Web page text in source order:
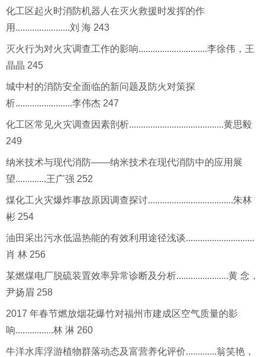
化工区起火时消防机器人在灭火救援时发挥的作
用.......................刘 海 243
灭火行为对火灾调查工作的影响.............................李徐伟，王
晶晶 245
城中村的消防安全面临的新问题及防火对策探
析........................李伟杰 247
化工区常见火灾调查因素剖析........................................黄思毅
249
纳米技术与现代消防——纳米技术在现代消防中的应用展
望.............王广强 252
煤化工火灾爆炸事故原因调查探讨....................................朱林
彬 254
油田采出污水低温热能的有效利用途径浅谈.............................
肖 林 256
某燃煤电厂脱硫装置效率异常诊断及分析......................黄 念，
尹扬眉 258
2017 年春节燃放烟花爆竹对福州市建成区空气质量的影
响................林 淋 260
牛洋水库浮游植物群落动态及富营养化评价.............翁笑艳，